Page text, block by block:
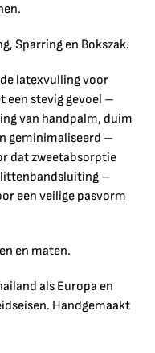
Sparring en Bokszak.
latexvulling voor
een stevig gevoel –
van handpalm, duim
geminimaliseerd –
dat zweetabsorptie
–
een veilige pasvorm
en maten.
als Europa en
Handgemaakt